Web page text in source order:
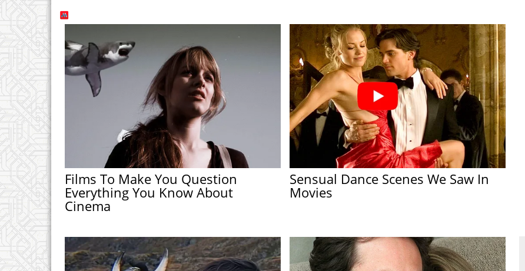
Films To Make You Question
Everything You Know About
Cinema
Sensual Dance Scenes We Saw In
Movies